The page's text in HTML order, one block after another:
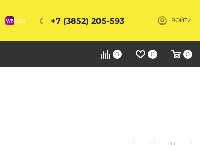
WB +7 (3852) 205-593 ВОЙТИ
0 0 0